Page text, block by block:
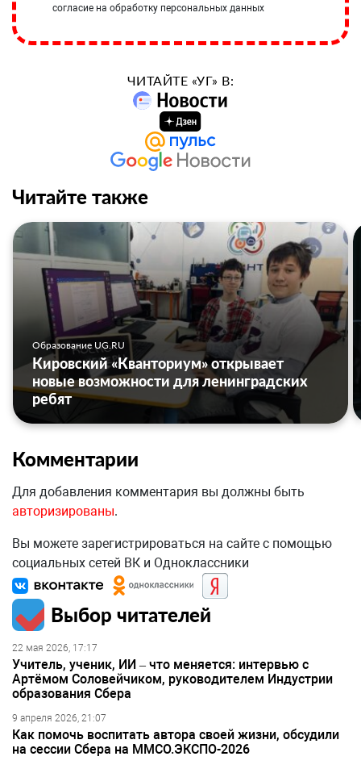
согласие на обработку персональных данных
ЧИТАЙТЕ «УГ» В:
Читайте также
Образование UG.RU
Кировский «Кванториум» открывает
новые возможности для ленинградских
ребят
Комментарии
Для добавления комментария вы должны быть
авторизированы.
Вы можете зарегистрироваться на сайте с помощью
социальных сетей ВК и Одноклассники
Выбор читателей
22 мая 2026, 17:17
Учитель, ученик, ИИ – что меняется: интервью с
Артёмом Соловейчиком, руководителем Индустрии
образования Сбера
9 апреля 2026, 21:07
Как помочь воспитать автора своей жизни, обсудили
на сессии Сбера на ММСО.ЭКСПО-2026